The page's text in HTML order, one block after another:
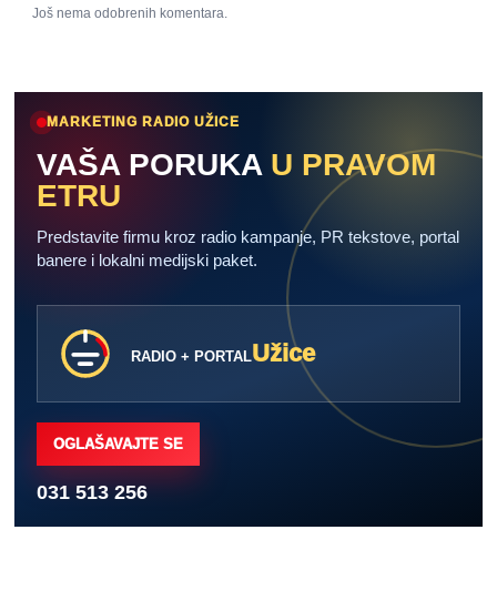
Još nema odobrenih komentara.
MARKETING RADIO UŽICE
VAŠA PORUKA U PRAVOM
ETRU
Predstavite firmu kroz radio kampanje, PR tekstove, portal
banere i lokalni medijski paket.
RADIO + PORTALUžice
OGLAŠAVAJTE SE
031 513 256